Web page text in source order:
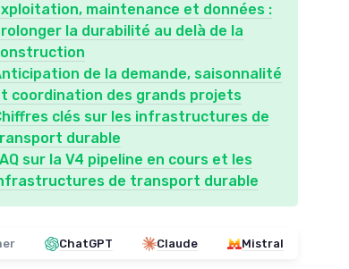
maintenance et données :
la durabilité au delà de la
de la demande, saisonnalité
coordination des grands projets
clés sur les infrastructures de
durable
sur la V4 pipeline en cours et les
de transport durable
ChatGPT Claude Mistral